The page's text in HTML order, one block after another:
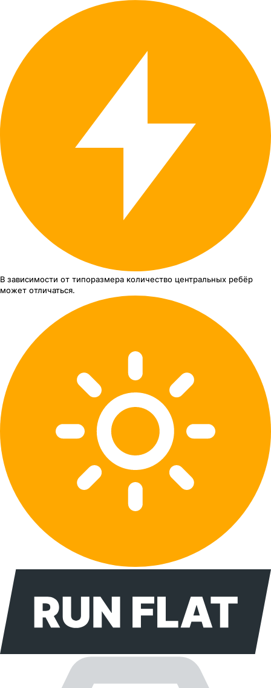
В зависимости от типоразмера количество центральных ребёр
может отличаться.